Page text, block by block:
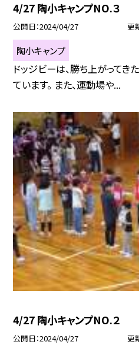
4/27 陶小キャンプNO.３
公開日 2024/04/27 更
陶小キャンプ
ドッジビーは、勝ち上がって
ています。 また、運動場や...
4/27 陶小キャンプNO.２
公開日 2024/04/27 更